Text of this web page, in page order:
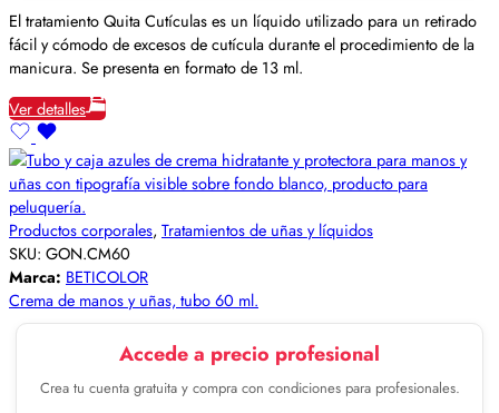
El tratamiento Quita Cutículas es un líquido utilizado para un retirado
fácil y cómodo de excesos de cutícula durante el procedimiento de la
manicura. Se presenta en formato de 13 ml.
Ver detalles
Productos corporales, Tratamientos de uñas y líquidos
SKU: GON.CM60
Marca: BETICOLOR
Crema de manos y uñas, tubo 60 ml.
Accede a precio profesional
Crea tu cuenta gratuita y compra con condiciones para profesionales.